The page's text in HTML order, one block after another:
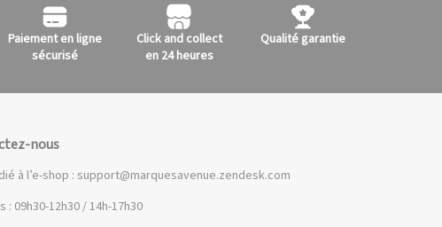
Paiement en ligne
sécurisé
Click and collect
en 24 heures
Qualité garantie
nous
à l’e-shop : support@marquesavenue.zendesk.com
: 09h30-12h30 / 14h-17h30